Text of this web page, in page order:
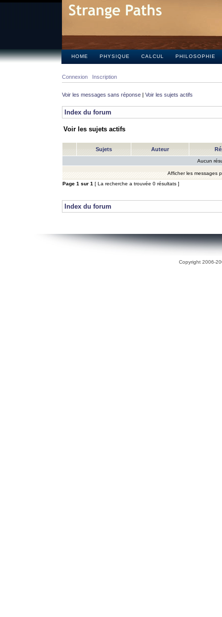
HOME PHYSIQUE CALCUL PHILOSOPHIE
Connexion Inscription
Voir les messages sans réponse | Voir les sujets actifs
Index du forum
Voir les sujets actifs
Sujets Auteur
Aucun
Afficher les messages
Page 1 sur 1 [ La recherche a trouvée 0 résultats ]
Index du forum
Copyright 2006-